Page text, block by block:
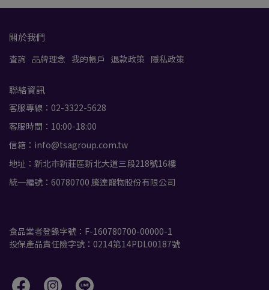
關於我們
查詢 品牌理念 我的帳戶 退款政策 隱私政策
聯絡資訊
客服專線：02-3322-5628
客服時間：10:00-18:00
信箱：info@tsagroup.com.tw
地址：新北市新莊區新北大道三段218號16樓
統一編號：60780700 騰達寵物股份有限公司
食品業者登錄字號：F-160780700-00000-1
投保產品責任險字號：0214第14PDL00187號